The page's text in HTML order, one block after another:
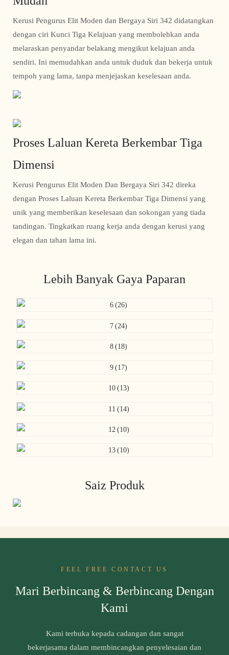
Kerusi Pengurus Elit Moden dan Bergaya Siri 342 didatangkan
dengan ciri Kunci Tiga Kelajuan yang membolehkan anda
melaraskan penyandar belakang mengikut kelajuan anda
sendiri. Ini memudahkan anda untuk duduk dan bekerja untuk
tempoh yang lama, tanpa menjejaskan keselesaan anda.
Proses Laluan Kereta Berkembar Tiga
Dimensi
Kerusi Pengurus Elit Moden Dan Bergaya Siri 342 direka
dengan Proses Laluan Kereta Berkembar Tiga Dimensi yang
unik yang memberikan keselesaan dan sokongan yang tiada
tandingan. Tingkatkan ruang kerja anda dengan kerusi yang
elegan dan tahan lama ini.
Lebih Banyak Gaya Paparan
Saiz Produk
FEEL FREE CONTACT US
Mari Berbincang & Berbincang Dengan
Kami
Kami terbuka kepada cadangan dan sangat
bekerjasama dalam membincangkan penyelesaian dan